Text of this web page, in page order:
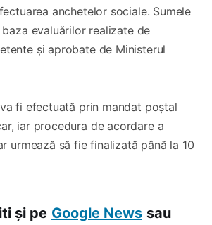
anchetelor sociale. Sumele
evaluărilor realizate de
și aprobate de Ministerul
fi efectuată prin mandat poștal
iar procedura de acordare a
urmează să fie finalizată până la 10
și pe Google News sau